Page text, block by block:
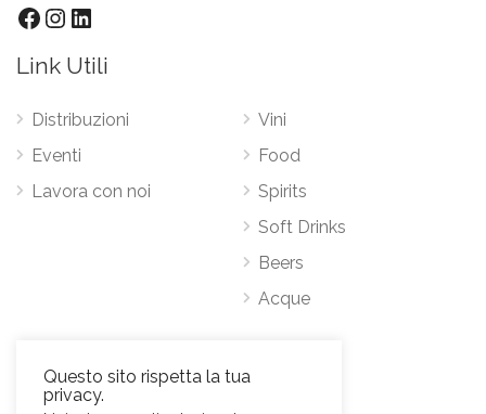
Facebook
Instagram
LinkedIn
Link Utili
Distribuzioni
Eventi
Lavora con noi
Vini
Food
Spirits
Soft Drinks
Beers
Acque
Questo sito rispetta la tua
privacy.